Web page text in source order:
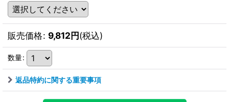
販売価格: 9,812円(税込)
数量:
返品特約に関する重要事項